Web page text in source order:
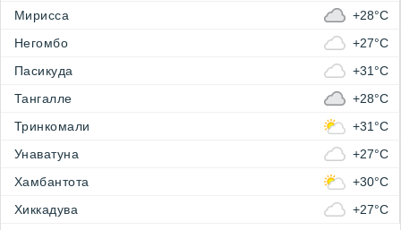
Мирисса
+28°C
Негомбо
+27°C
Пасикуда
+31°C
Тангалле
+28°C
Тринкомали
+31°C
Унаватуна
+27°C
Хамбантота
+30°C
Хиккадува
+27°C